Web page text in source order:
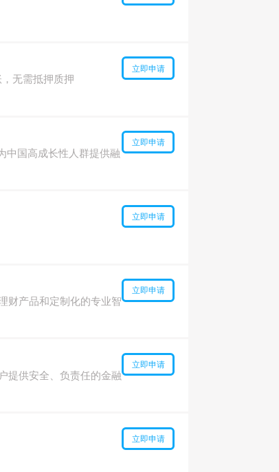
无需抵押质押
立即申请
中国高成长性人群提供融
立即申请
立即申请
财产品和定制化的专业智
立即申请
提供安全、负责任的金融
立即申请
立即申请